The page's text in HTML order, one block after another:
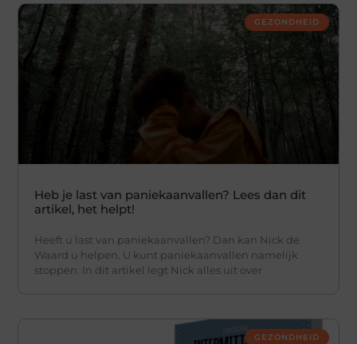
GEZONDHEID
Heb je last van paniekaanvallen? Lees dan dit
artikel, het helpt!
Heeft u last van paniekaanvallen? Dan kan Nick de
Waard u helpen. U kunt paniekaanvallen namelijk
stoppen. In dit artikel legt Nick alles uit over
GEZONDHEID